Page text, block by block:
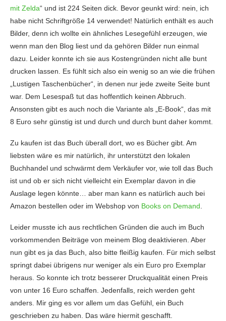
mit Zelda“ und ist 224 Seiten dick. Bevor geunkt wird: nein, ich
habe nicht Schriftgröße 14 verwendet! Natürlich enthält es auch
Bilder, denn ich wollte ein ähnliches Lesegefühl erzeugen, wie
wenn man den Blog liest und da gehören Bilder nun einmal
dazu. Leider konnte ich sie aus Kostengründen nicht alle bunt
drucken lassen. Es fühlt sich also ein wenig so an wie die frühen
„Lustigen Taschenbücher“, in denen nur jede zweite Seite bunt
war. Dem Lesespaß tut das hoffentlich keinen Abbruch.
Ansonsten gibt es auch noch die Variante als „E-Book“, das mit
8 Euro sehr günstig ist und durch und durch bunt daher kommt.
Zu kaufen ist das Buch überall dort, wo es Bücher gibt. Am
liebsten wäre es mir natürlich, ihr unterstützt den lokalen
Buchhandel und schwärmt dem Verkäufer vor, wie toll das Buch
ist und ob er sich nicht vielleicht ein Exemplar davon in die
Auslage legen könnte… aber man kann es natürlich auch bei
Amazon bestellen oder im Webshop von Books on Demand
Leider musste ich aus rechtlichen Gründen die auch im Buch
vorkommenden Beiträge von meinem Blog deaktivieren. Aber
nun gibt es ja das Buch, also bitte fleißig kaufen. Für mich selbst
springt dabei übrigens nur weniger als ein Euro pro Exemplar
heraus. So konnte ich trotz besserer Druckqualität einen Preis
von unter 16 Euro schaffen. Jedenfalls, reich werden geht
anders. Mir ging es vor allem um das Gefühl, ein Buch
geschrieben zu haben. Das wäre hiermit geschafft.